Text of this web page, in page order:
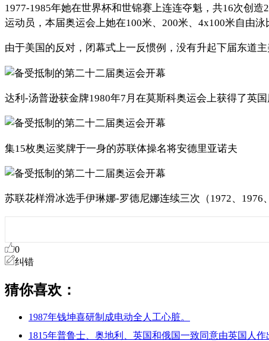
1977-1985年她在世界杯和世锦赛上连连夺魁，共16次创
运动员，本届奥运会上她在100米、200米、4x100米自由
由于美国的反对，闭幕式上一反惯例，没有升起下届东道
达利-汤普逊获金牌1980年7月在莫斯科奥运会上获得了英
集15枚奥运奖牌于一身的苏联体操名将安德里亚诺夫
苏联花样滑冰选手伊琳娜-罗德尼娜连续三次（1972、
0
纠错
猜你喜欢：
1987年钱坤喜研制成电动全人工心脏。
1815年普鲁士、奥地利、英国和俄国一致同意由英国人